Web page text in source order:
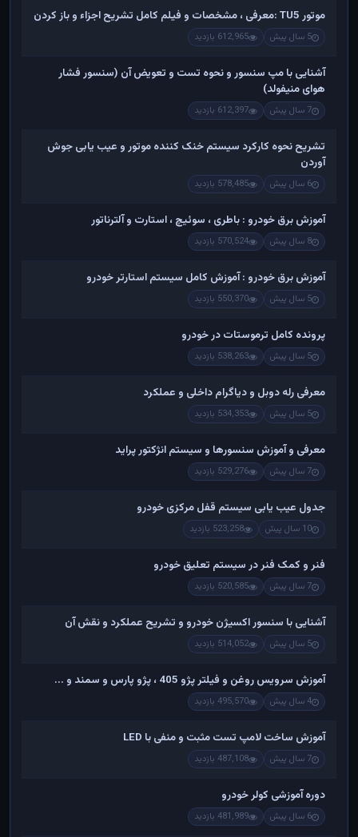
موتور TU5 :معرفی ، مشخصات و فیلم کامل تشریح اجزاء و باز کردن
5 سال پیش 612,965 بازدید
آشنایی با مپ سنسور و نحوه تست و تعویض آن (سنسور فشار
هوای منیفولد)
7 سال پیش 612,397 بازدید
تشریح نحوه کارکرد سیستم خنک کننده موتور و عیب یابی جوش
آوردن
6 سال پیش 578,485 بازدید
آموزش برق خودرو : باطری ، سوئیچ ، استارت و آلترناتور
8 سال پیش 570,524 بازدید
آموزش برق خودرو : آموزش کامل سیستم استارتر خودرو
5 سال پیش 550,370 بازدید
پرونده کامل ترموستات در خودرو
5 سال پیش 538,263 بازدید
معرفی رله دوبل و دیاگرام داخلی و عملکرد
5 سال پیش 534,353 بازدید
معرفی و آموزش سنسورها و سیستم انژکتور پراید
7 سال پیش 529,276 بازدید
جدول عیب یابی سیستم قفل مرکزی خودرو
10 سال پیش 523,258 بازدید
فنر و کمک فنر در سیستم تعلیق خودرو
7 سال پیش 520,585 بازدید
آشنایی با سنسور اکسیژن خودرو و تشریح عملکرد و نقش آن
5 سال پیش 514,052 بازدید
آموزش سرویس روغن و فیلتر پژو 405 ، پژو پارس و سمند و ...
4 سال پیش 495,570 بازدید
آموزش ساخت لامپ تست مثبت و منفی با LED
7 سال پیش 487,108 بازدید
دوره آموزشی کولر خودرو
6 سال پیش 481,989 بازدید